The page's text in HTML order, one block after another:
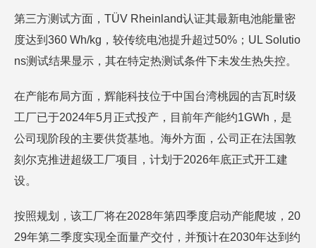
第三方测试方面，TÜV Rheinland认证其最新电池能量密
度达到360 Wh/kg，较传统电池提升超过50%；UL Solutio
ns测试结果显示，其在特定热测试条件下未发生热失控。
在产能布局方面，辉能科技位于中国台湾桃园的吉瓦时级
工厂已于2024年5月正式投产，目前年产能约1GWh，是
公司现阶段的主要供货基地。海外方面，公司正在法国敦
刻尔克推进超级工厂项目，计划于2026年底正式开工建
设。
按照规划，该工厂将在2028年第四季度启动产能爬坡，20
29年第二季度实现全面量产交付，并预计在2030年达到约